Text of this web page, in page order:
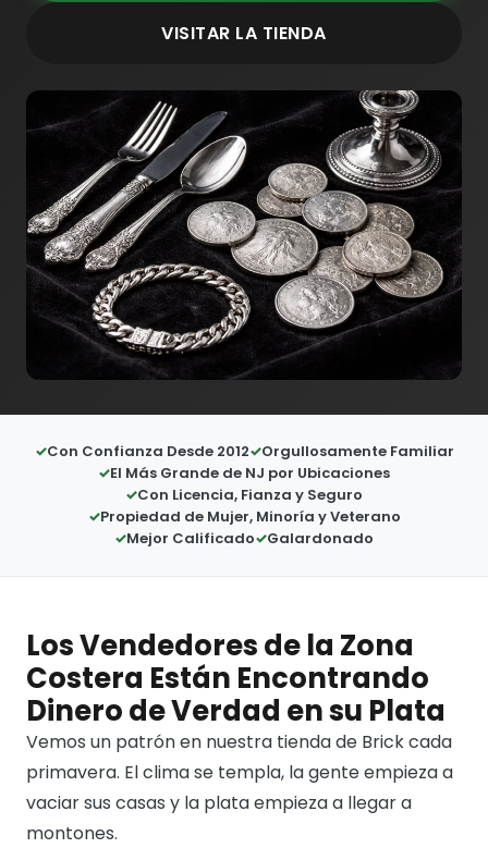
VISITAR LA TIENDA
Con Confianza Desde 2012
Orgullosamente Familiar
El Más Grande de NJ por Ubicaciones
Con Licencia, Fianza y Seguro
Propiedad de Mujer, Minoría y Veterano
Mejor Calificado
Galardonado
Los Vendedores de la Zona
Costera Están Encontrando
Dinero de Verdad en su Plata
Vemos un patrón en nuestra tienda de Brick cada
primavera. El clima se templa, la gente empieza a
vaciar sus casas y la plata empieza a llegar a
montones.